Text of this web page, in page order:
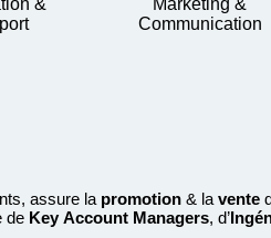
&
Marketing &
Communication
assure la promotion & la vente
de Key Account Managers, d’